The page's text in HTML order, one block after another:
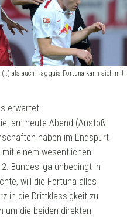
als auch Hagguis Fortuna kann sich mit
erwartet
am heute Abend (Anstoß:
haben im Endspurt
einem wesentlichen
Bundesliga unbedingt in
will die Fortuna alles
in die Drittklassigkeit zu
um die beiden direkten